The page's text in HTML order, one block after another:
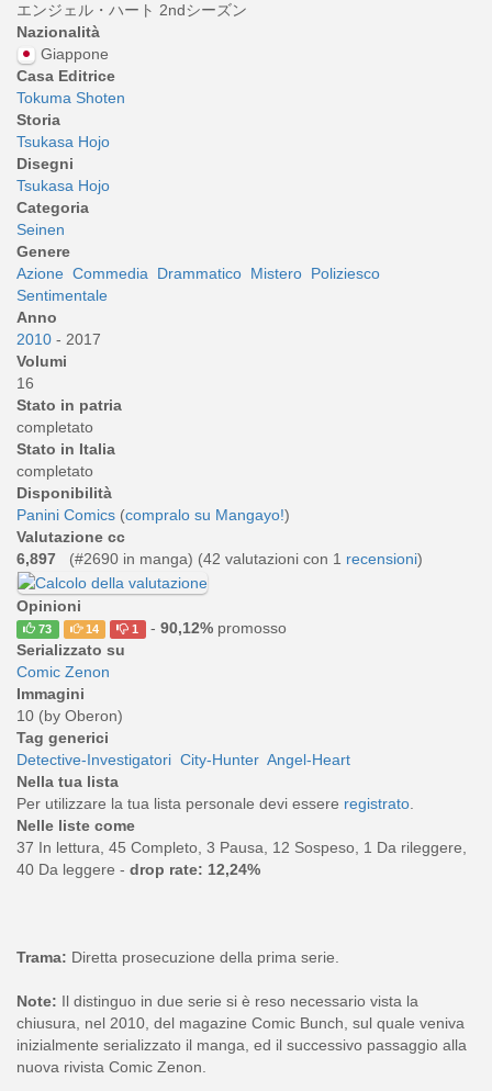
エンジェル・ハート 2ndシーズン
Nazionalità
Giappone
Casa Editrice
Tokuma Shoten
Storia
Tsukasa Hojo
Disegni
Tsukasa Hojo
Categoria
Seinen
Genere
Azione Commedia Drammatico Mistero Poliziesco
Sentimentale
Anno
2010 - 2017
Volumi
16
Stato in patria
completato
Stato in Italia
completato
Disponibilità
Panini Comics (compralo su Mangayo!)
Valutazione cc
6,897
(#2690 in manga) (42 valutazioni con 1 recensioni)
Opinioni
73 14 1 - 90,12%promosso
Serializzato su
Comic Zenon
Immagini
10 (by Oberon)
Tag generici
Detective-Investigatori City-Hunter Angel-Heart
Nella tua lista
Per utilizzare la tua lista personale devi essere registrato
Nelle liste come
37 In lettura, 45 Completo, 3 Pausa, 12 Sospeso, 1 Da rileggere,
40 Da leggere - drop rate: 12,24%
Trama: Diretta prosecuzione della prima serie.
Note: Il distinguo in due serie si è reso necessario vista la
chiusura, nel 2010, del magazine Comic Bunch, sul quale veniva
inizialmente serializzato il manga, ed il successivo passaggio alla
nuova rivista Comic Zenon.